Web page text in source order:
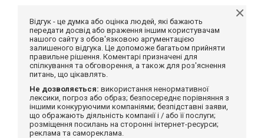
Відгук - це думка або оцінка людей, які бажають
передати досвід або враження іншим користувачам
нашого сайту з обов'язковою аргументацією
залишеного відгука. Це допоможе багатьом прийняти
правильне рішення. Коментарі призначені для
спілкування та обговорення, а також для роз'яснення
питань, що цікавлять.
Не дозволяється: використання ненормативної
лексики, погроз або образ; безпосереднє порівняння з
іншими конкуруючими компаніями; безпідставні заяви,
що ображають діяльність компанії і / або її послуги;
розміщення посилань на сторонні інтернет-ресурси;
реклама та самореклама.